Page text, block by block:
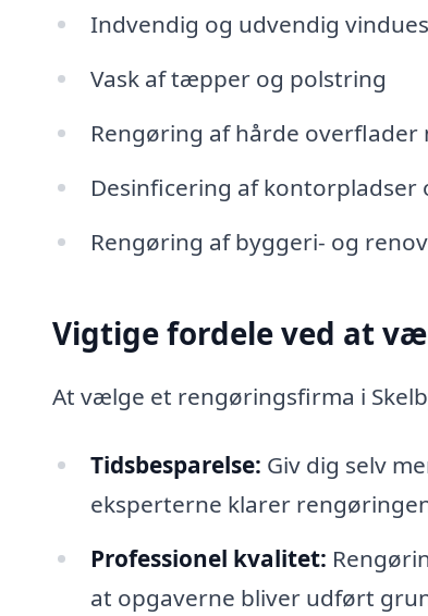
Indvendig og udvendig
Vask af tæpper og polstring
Rengøring af hårde overflader
Desinficering af
Rengøring af byggeri- og
Vigtige fordele ved at
At vælge et rengøringsfirma i
Tidsbesparelse: Giv dig selv
eksperterne klarer
Professionel kvalitet:
at opgaverne bliver udført